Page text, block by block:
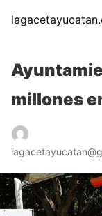
millones